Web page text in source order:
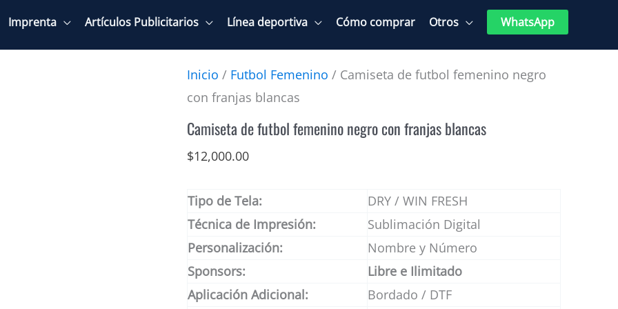
Imprenta Artículos Publicitarios Línea deportiva Cómo comprar Otros WhatsApp
Inicio / Futbol Femenino / Camiseta de futbol femenino negro
con franjas blancas
Camiseta de futbol femenino negro con franjas blancas
$12,000.00
Tipo de Tela:
DRY / WIN FRESH
Técnica de Impresión:
Sublimación Digital
Personalización:
Nombre y Número
Sponsors:
Libre e Ilimitado
Aplicación Adicional:
Bordado / DTF